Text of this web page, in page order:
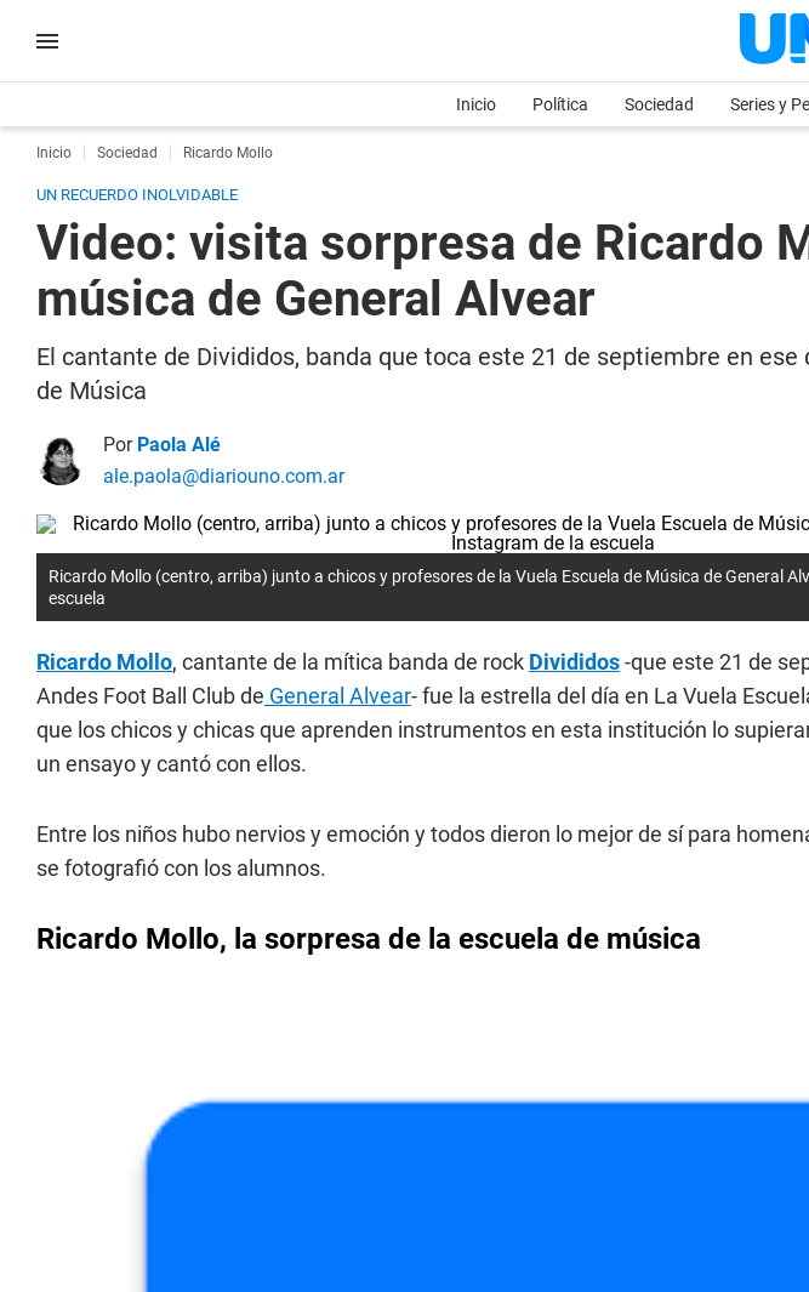
Inicio Política Sociedad Series y
Inicio Sociedad Ricardo Mollo
UN RECUERDO INOLVIDABLE
Video: visita sorpresa de Ricardo
música de General Alvear
El cantante de Divididos, banda que toca este 21 de septiembre en
de Música
Por Paola Alé
ale.paola@diariouno.com.ar
Ricardo Mollo (centro, arriba) junto a chicos y profesores de la Vuela Escuela de Música de General
escuela
Ricardo Mollo, cantante de la mítica banda de rock Divididos-que este 21 de
Andes Foot Ball Club de General Alvear- fue la estrella del día en La Vuela
que los chicos y chicas que aprenden instrumentos en esta institución lo
un ensayo y cantó con ellos.
Entre los niños hubo nervios y emoción y todos dieron lo mejor de sí para
se fotografió con los alumnos.
Ricardo Mollo, la sorpresa de la escuela de música